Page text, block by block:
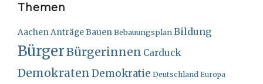
Themen
AachenAnträgeBauenBebauungsplanBildung
BürgerBürgerinnen Carduck
DemokratenDemokratie Deutschland Europa